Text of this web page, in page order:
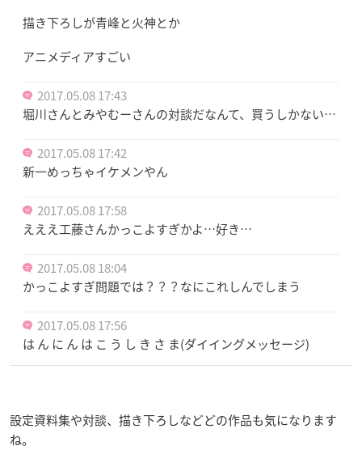
描き下ろしが青峰と火神とか
アニメディアすごい
2017.05.08 17:43
堀川さんとみやむーさんの対談だなんて、買うしかない…
2017.05.08 17:42
新一めっちゃイケメンやん
2017.05.08 17:58
えええ工藤さんかっこよすぎかよ…好き…
2017.05.08 18:04
かっこよすぎ問題では？？？なにこれしんでしまう
2017.05.08 17:56
は ん に ん は こ う し き さ ま(ダイイングメッセージ)
設定資料集や対談、描き下ろしなどどの作品も気になります
ね。